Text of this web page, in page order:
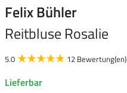
Felix Bühler
Reitbluse Rosalie
5.0 12 Bewertung(en)
Lieferbar